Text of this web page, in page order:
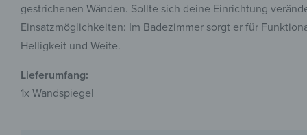
gestrichenen Wänden. Sollte sich deine Einrichtung
Einsatzmöglichkeiten: Im Badezimmer sorgt er für
Helligkeit und Weite.
Lieferumfang:
1x Wandspiegel